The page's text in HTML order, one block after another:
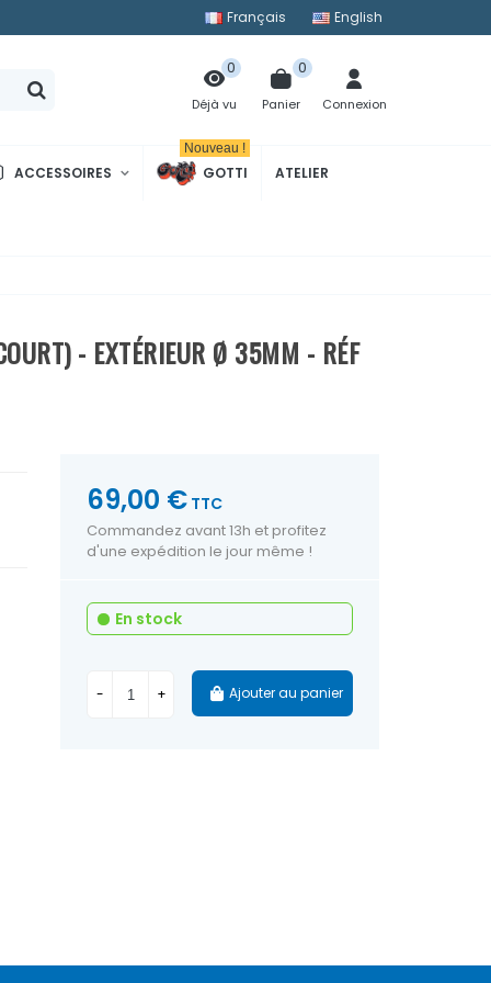
Français English
Déjà vu
0
Panier
0
Connexion
ACCESSOIRES GOTTI
Nouveau !
ATELIER
- EXTÉRIEUR Ø 35MM - RÉF
69,00 € TTC
Commandez avant 13h et profitez
d'une expédition le jour même !
En stock
- + Ajouter au panier